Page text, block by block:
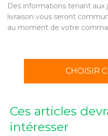
Des informations tenant aux
livraison vous seront
au moment de votre
CHOISIR
Ces articles
intéresser